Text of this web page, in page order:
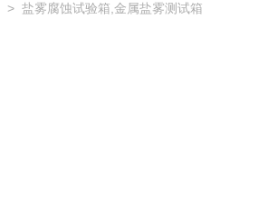
> 盐雾腐蚀试验箱,金属盐雾测试箱